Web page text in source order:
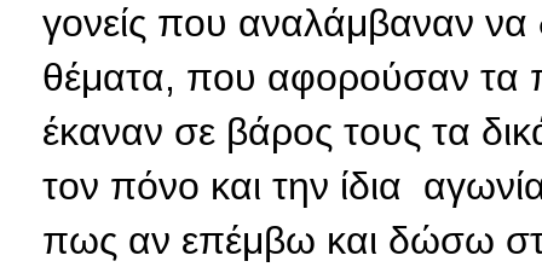
γονείς που αναλάμβαναν να
θέματα, που αφορούσαν τα
έκαναν σε βάρος τους τα
τον πόνο και την ίδια
πως αν επέμβω και δώσω